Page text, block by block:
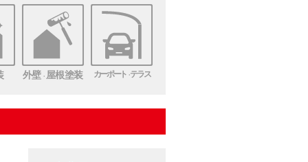
外壁・ 屋根塗装 カーポート・テラス